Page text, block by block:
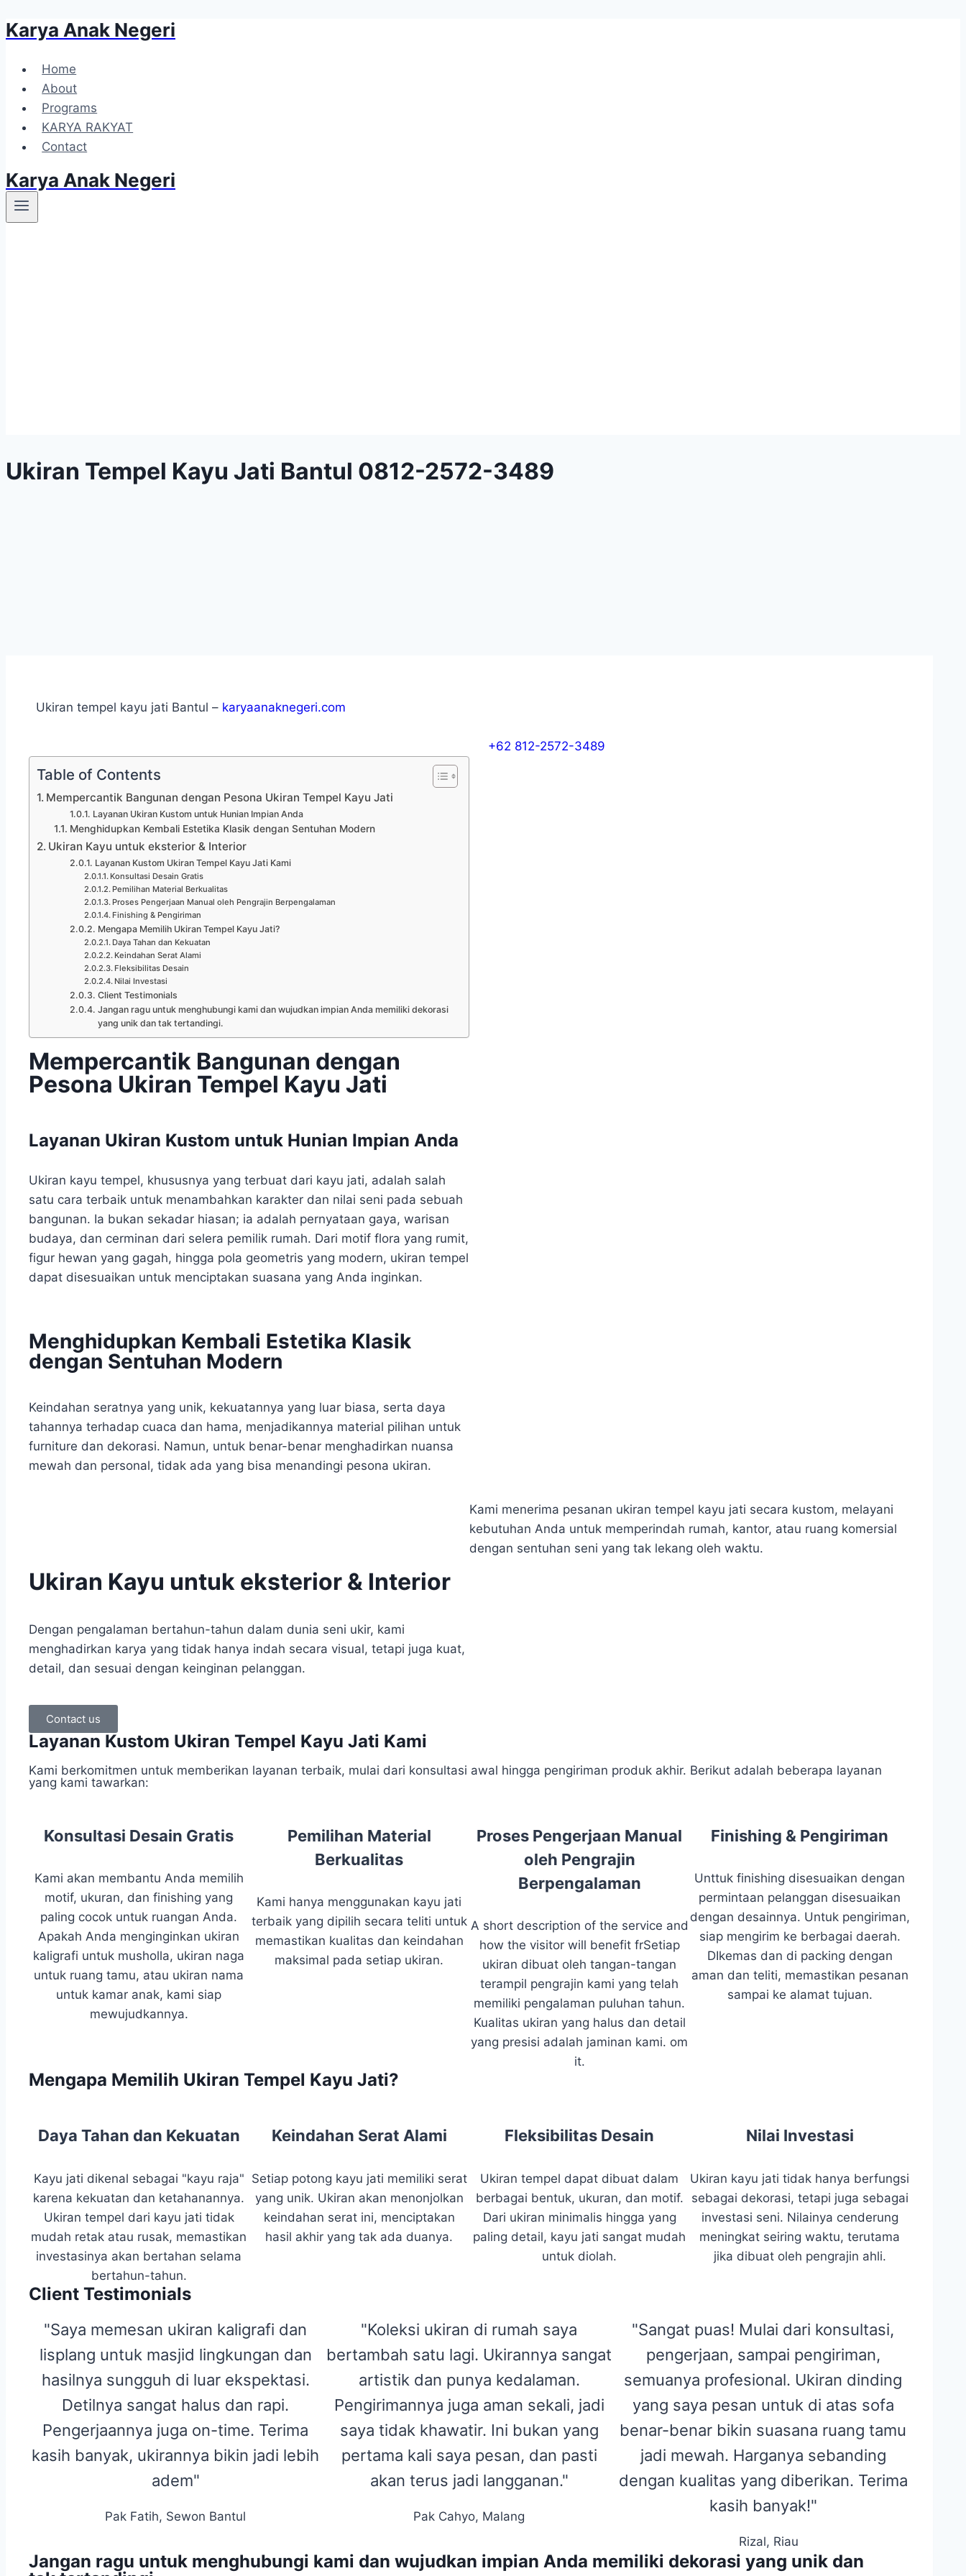
Karya Anak Negeri
Home
About
Programs
KARYA RAKYAT
Contact
Karya Anak Negeri
Ukiran Tempel Kayu Jati Bantul 0812-2572-3489
Ukiran tempel kayu jati Bantul – karyaanaknegeri.com
+62 812-2572-3489
Table of Contents
Mempercantik Bangunan dengan Pesona Ukiran Tempel Kayu Jati
Layanan Ukiran Kustom untuk Hunian Impian Anda
Menghidupkan Kembali Estetika Klasik dengan Sentuhan Modern
Ukiran Kayu untuk eksterior & Interior
Layanan Kustom Ukiran Tempel Kayu Jati Kami
Konsultasi Desain Gratis
Pemilihan Material Berkualitas
Proses Pengerjaan Manual oleh Pengrajin Berpengalaman
Finishing & Pengiriman
Mengapa Memilih Ukiran Tempel Kayu Jati?
Daya Tahan dan Kekuatan
Keindahan Serat Alami
Fleksibilitas Desain
Nilai Investasi
Client Testimonials
Jangan ragu untuk menghubungi kami dan wujudkan impian Anda memiliki dekorasi
yang unik dan tak tertandingi.
Mempercantik Bangunan dengan
Pesona Ukiran Tempel Kayu Jati
Layanan Ukiran Kustom untuk Hunian Impian Anda
Ukiran kayu tempel, khususnya yang terbuat dari kayu jati, adalah salah
satu cara terbaik untuk menambahkan karakter dan nilai seni pada sebuah
bangunan. Ia bukan sekadar hiasan; ia adalah pernyataan gaya, warisan
budaya, dan cerminan dari selera pemilik rumah. Dari motif flora yang rumit,
figur hewan yang gagah, hingga pola geometris yang modern, ukiran tempel
dapat disesuaikan untuk menciptakan suasana yang Anda inginkan.
Menghidupkan Kembali Estetika Klasik
dengan Sentuhan Modern
Keindahan seratnya yang unik, kekuatannya yang luar biasa, serta daya
tahannya terhadap cuaca dan hama, menjadikannya material pilihan untuk
furniture dan dekorasi. Namun, untuk benar-benar menghadirkan nuansa
mewah dan personal, tidak ada yang bisa menandingi pesona ukiran.
Kami menerima pesanan ukiran tempel kayu jati secara kustom, melayani
kebutuhan Anda untuk memperindah rumah, kantor, atau ruang komersial
dengan sentuhan seni yang tak lekang oleh waktu.
Ukiran Kayu untuk eksterior & Interior
Dengan pengalaman bertahun-tahun dalam dunia seni ukir, kami
menghadirkan karya yang tidak hanya indah secara visual, tetapi juga kuat,
detail, dan sesuai dengan keinginan pelanggan.
Contact us
Layanan Kustom Ukiran Tempel Kayu Jati Kami
Kami berkomitmen untuk memberikan layanan terbaik, mulai dari konsultasi awal hingga pengiriman produk akhir. Berikut adalah beberapa layanan
yang kami tawarkan:
Konsultasi Desain Gratis
Kami akan membantu Anda memilih
motif, ukuran, dan finishing yang
paling cocok untuk ruangan Anda.
Apakah Anda menginginkan ukiran
kaligrafi untuk musholla, ukiran naga
untuk ruang tamu, atau ukiran nama
untuk kamar anak, kami siap
mewujudkannya.
Pemilihan Material
Berkualitas
Kami hanya menggunakan kayu jati
terbaik yang dipilih secara teliti untuk
memastikan kualitas dan keindahan
maksimal pada setiap ukiran.
Proses Pengerjaan Manual
oleh Pengrajin
Berpengalaman
A short description of the service and
how the visitor will benefit frSetiap
ukiran dibuat oleh tangan-tangan
terampil pengrajin kami yang telah
memiliki pengalaman puluhan tahun.
Kualitas ukiran yang halus dan detail
yang presisi adalah jaminan kami. om
it.
Finishing & Pengiriman
Unttuk finishing disesuaikan dengan
permintaan pelanggan disesuaikan
dengan desainnya. Untuk pengiriman,
siap mengirim ke berbagai daerah.
DIkemas dan di packing dengan
aman dan teliti, memastikan pesanan
sampai ke alamat tujuan.
Mengapa Memilih Ukiran Tempel Kayu Jati?
Daya Tahan dan Kekuatan
Kayu jati dikenal sebagai "kayu raja"
karena kekuatan dan ketahanannya.
Ukiran tempel dari kayu jati tidak
mudah retak atau rusak, memastikan
investasinya akan bertahan selama
bertahun-tahun.
Keindahan Serat Alami
Setiap potong kayu jati memiliki serat
yang unik. Ukiran akan menonjolkan
keindahan serat ini, menciptakan
hasil akhir yang tak ada duanya.
Fleksibilitas Desain
Ukiran tempel dapat dibuat dalam
berbagai bentuk, ukuran, dan motif.
Dari ukiran minimalis hingga yang
paling detail, kayu jati sangat mudah
untuk diolah.
Nilai Investasi
Ukiran kayu jati tidak hanya berfungsi
sebagai dekorasi, tetapi juga sebagai
investasi seni. Nilainya cenderung
meningkat seiring waktu, terutama
jika dibuat oleh pengrajin ahli.
Client Testimonials
"Saya memesan ukiran kaligrafi dan
lisplang untuk masjid lingkungan dan
hasilnya sungguh di luar ekspektasi.
Detilnya sangat halus dan rapi.
Pengerjaannya juga on-time. Terima
kasih banyak, ukirannya bikin jadi lebih
adem"
Pak Fatih, Sewon Bantul
"Koleksi ukiran di rumah saya
bertambah satu lagi. Ukirannya sangat
artistik dan punya kedalaman.
Pengirimannya juga aman sekali, jadi
saya tidak khawatir. Ini bukan yang
pertama kali saya pesan, dan pasti
akan terus jadi langganan."
Pak Cahyo, Malang
"Sangat puas! Mulai dari konsultasi,
pengerjaan, sampai pengiriman,
semuanya profesional. Ukiran dinding
yang saya pesan untuk di atas sofa
benar-benar bikin suasana ruang tamu
jadi mewah. Harganya sebanding
dengan kualitas yang diberikan. Terima
kasih banyak!"
Rizal, Riau
Jangan ragu untuk menghubungi kami dan wujudkan impian Anda memiliki dekorasi yang unik dan